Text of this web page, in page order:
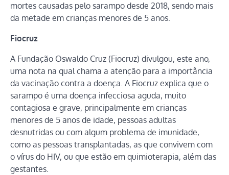
mortes causadas pelo sarampo desde 2018, sendo mais
da metade em crianças menores de 5 anos.
Fiocruz
A Fundação Oswaldo Cruz (Fiocruz) divulgou, este ano,
uma nota na qual chama a atenção para a importância
da vacinação contra a doença. A Fiocruz explica que o
sarampo é uma doença infecciosa aguda, muito
contagiosa e grave, principalmente em crianças
menores de 5 anos de idade, pessoas adultas
desnutridas ou com algum problema de imunidade,
como as pessoas transplantadas, as que convivem com
o vírus do HIV, ou que estão em quimioterapia, além das
gestantes.